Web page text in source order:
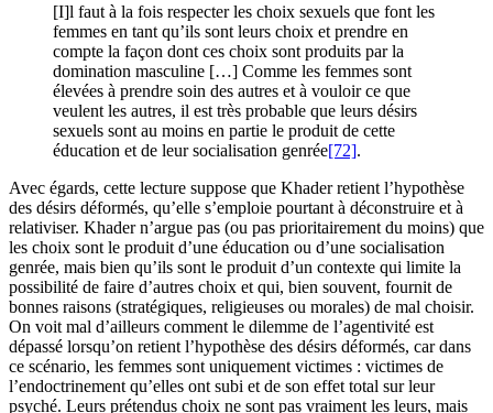
[I]l faut à la fois respecter les choix sexuels que font les
femmes en tant qu’ils sont leurs choix et prendre en
compte la façon dont ces choix sont produits par la
domination masculine […] Comme les femmes sont
élevées à prendre soin des autres et à vouloir ce que
veulent les autres, il est très probable que leurs désirs
sexuels sont au moins en partie le produit de cette
éducation et de leur socialisation genrée[72].
Avec égards, cette lecture suppose que Khader retient l’hypothèse
des désirs déformés, qu’elle s’emploie pourtant à déconstruire et à
relativiser. Khader n’argue pas (ou pas prioritairement du moins) que
les choix sont le produit d’une éducation ou d’une socialisation
genrée, mais bien qu’ils sont le produit d’un contexte qui limite la
possibilité de faire d’autres choix et qui, bien souvent, fournit de
bonnes raisons (stratégiques, religieuses ou morales) de mal choisir.
On voit mal d’ailleurs comment le dilemme de l’agentivité est
dépassé lorsqu’on retient l’hypothèse des désirs déformés, car dans
ce scénario, les femmes sont uniquement victimes : victimes de
l’endoctrinement qu’elles ont subi et de son effet total sur leur
psyché. Leurs prétendus choix ne sont pas vraiment les leurs, mais